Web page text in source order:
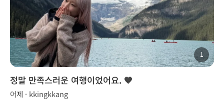
1
정말 만족스러운 여행이었어요. 💙
어제 · kkingkkang